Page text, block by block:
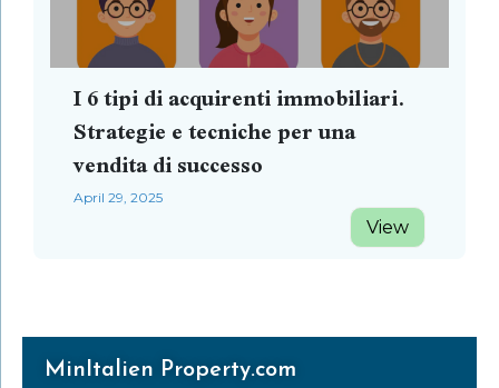
I 6 tipi di acquirenti immobiliari.
Strategie e tecniche per una
vendita di successo
April 29, 2025
View
MinItalien Property.com